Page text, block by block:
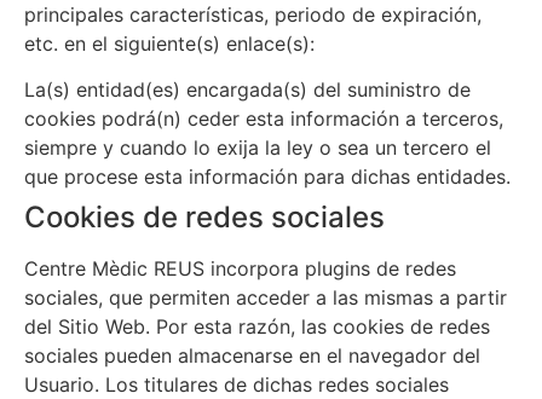
principales características, periodo de expiración,
etc. en el siguiente(s) enlace(s):
La(s) entidad(es) encargada(s) del suministro de
cookies podrá(n) ceder esta información a terceros,
siempre y cuando lo exija la ley o sea un tercero el
que procese esta información para dichas entidades.
Cookies de redes sociales
Centre Mèdic REUS incorpora plugins de redes
sociales, que permiten acceder a las mismas a partir
del Sitio Web. Por esta razón, las cookies de redes
sociales pueden almacenarse en el navegador del
Usuario. Los titulares de dichas redes sociales